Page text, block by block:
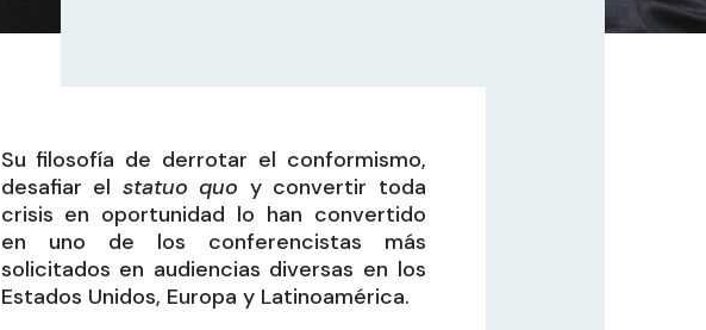
Su filosofía de derrotar el conformismo,
desafiar el statuo quo y convertir toda
crisis en oportunidad lo han convertido
en uno de los conferencistas más
solicitados en audiencias diversas en los
Estados Unidos, Europa y Latinoamérica.